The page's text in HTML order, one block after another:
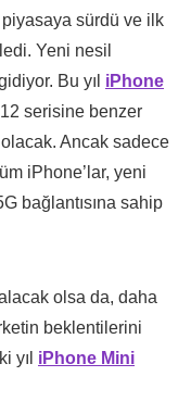
sürdü ve ilk
Yeni nesil
Bu yıl iPhone
serisine benzer
Ancak sadece
iPhone’lar, yeni
bağlantısına sahip
olsa da, daha
beklentilerini
yıl iPhone Mini